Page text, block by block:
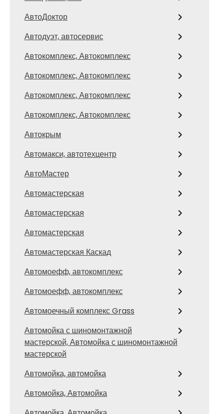
АвтоДоктор
Автодуэт, автосервис
Автокомплекс, Автокомплекс
Автокомплекс, Автокомплекс
Автокомплекс, Автокомплекс
Автокомплекс, Автокомплекс
Автокрым
Автомакси, автотехцентр
АвтоМастер
Автомастерская
Автомастерская
Автомастерская
Автомастерская Каскад
Автомоефф, автокомплекс
Автомоефф, автокомплекс
Автомоечный комплекс Grass
Автомойка с шиномонтажной
мастерской, Автомойка с шиномонтажной
мастерской
Автомойка, автомойка
Автомойка, Автомойка